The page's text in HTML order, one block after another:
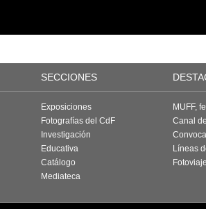
SECCIONES
Exposiciones
Fotografías del CdF
Investigación
Educativa
Catálogo
Mediateca
MUFF,
Canal
Líneas